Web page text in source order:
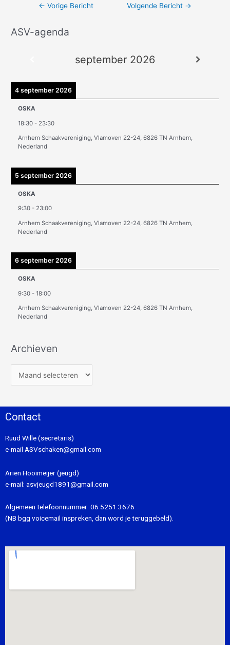
← Vorige Bericht Volgende Bericht →
ASV-agenda
september 2026
4 september 2026
OSKA
18:30 - 23:30
Arnhem Schaakvereniging, Vlamoven 22-24, 6826 TN Arnhem,
Nederland
5 september 2026
OSKA
9:30 - 23:00
Arnhem Schaakvereniging, Vlamoven 22-24, 6826 TN Arnhem,
Nederland
6 september 2026
OSKA
9:30 -18:00
Arnhem Schaakvereniging, Vlamoven 22-24, 6826 TN Arnhem,
Nederland
Archieven
A
e
Contact
Ruud Wille (secretaris)
e-mail ASVschaken@gmail.com
Ariën Hooimeijer (jeugd)
e-mail: asvjeugd1891@gmail.com
Algemeen telefoonnummer: 06 5251 3676
(NB bgg voicemail inspreken, dan word je teruggebeld).